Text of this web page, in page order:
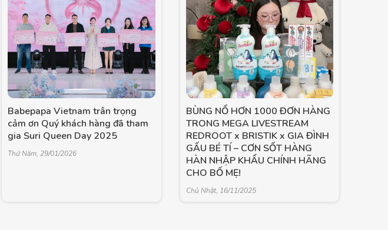
Babepapa Vietnam trân trọng
cảm ơn Quý khách hàng đã tham
gia Suri Queen Day 2025
Thứ Năm, 29/01/2026
BÙNG NỔ HƠN 1000 ĐƠN HÀNG
TRONG MEGA LIVESTREAM
REDROOT x BRISTIK x GIA ĐÌNH
GẤU BÉ TÍ – CƠN SỐT HÀNG
HÀN NHẬP KHẨU CHÍNH HÃNG
CHO BỐ MẸ!
Chủ Nhật, 16/11/2025